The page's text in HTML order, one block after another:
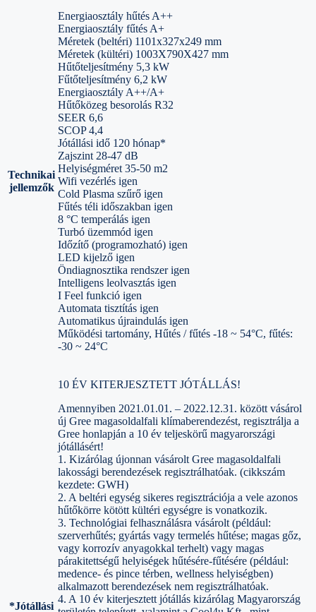
Technikai
jellemzők
Energiaosztály hűtés A++
Energiaosztály fűtés A+
Méretek (beltéri) 1101x327x249 mm
Méretek (kültéri) 1003X790X427 mm
Hűtőteljesítmény 5,3 kW
Fűtőteljesítmény 6,2 kW
Energiaosztály A++/A+
Hűtőközeg besorolás R32
SEER 6,6
SCOP 4,4
Jótállási idő 120 hónap*
Zajszint 28-47 dB
Helyiségméret 35-50 m2
Wifi vezérlés igen
Cold Plasma szűrő igen
Fűtés téli időszakban igen
8 °C temperálás igen
Turbó üzemmód igen
Időzítő (programozható) igen
LED kijelző igen
Öndiagnosztika rendszer igen
Intelligens leolvasztás igen
I Feel funkció igen
Automata tisztítás igen
Automatikus újraindulás igen
Működési tartomány, Hűtés / fűtés -18 ~ 54°C, fűtés:
-30 ~ 24°C
*Jótállási
10 ÉV KITERJESZTETT JÓTÁLLÁS!
Amennyiben 2021.01.01. – 2022.12.31. között vásárol
új Gree magasoldalfali klímaberendezést, regisztrálja a
Gree honlapján a 10 év teljeskörű magyarországi
jótállásért!
1. Kizárólag újonnan vásárolt Gree magasoldalfali
lakossági berendezések regisztrálhatóak. (cikkszám
kezdete: GWH)
2. A beltéri egység sikeres regisztrációja a vele azonos
hűtőkörre kötött kültéri egységre is vonatkozik.
3. Technológiai felhasználásra vásárolt (például:
szerverhűtés; gyártás vagy termelés hűtése; magas gőz,
vagy korrozív anyagokkal terhelt) vagy magas
párakitettségű helyiségek hűtésére-fűtésére (például:
medence- és pince térben, wellness helyiségben)
alkalmazott berendezések nem regisztrálhatóak.
4. A 10 év kiterjesztett jótállás kizárólag Magyarország